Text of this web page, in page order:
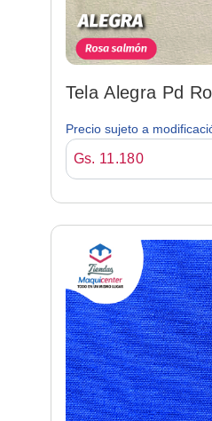
Tela Alegra Pd
Precio sujeto a
Gs. 11.180